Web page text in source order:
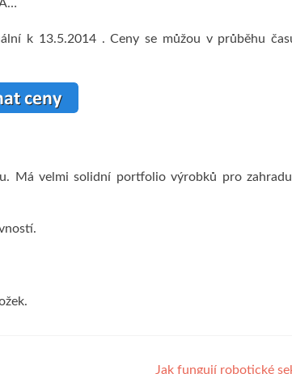
k 13.5.2014 . Ceny se můžou v průběhu
Má velmi solidní portfolio výrobků pro
Jak fungují robotické